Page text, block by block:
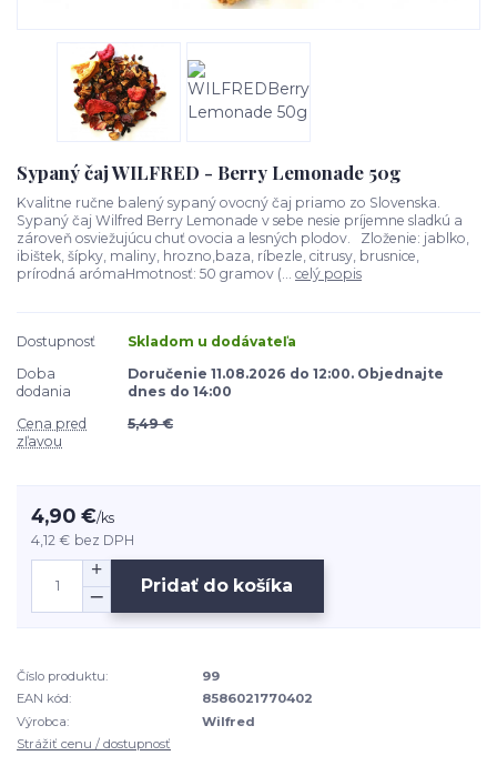
Sypaný čaj WILFRED - Berry Lemonade 50g
Kvalitne ručne balený sypaný ovocný čaj priamo zo Slovenska.
Sypaný čaj Wilfred Berry Lemonade v sebe nesie príjemne sladkú a
zároveň osviežujúcu chuť ovocia a lesných plodov. Zloženie: jablko,
ibištek, šípky, maliny, hrozno,baza, ríbezle, citrusy, brusnice,
prírodná arómaHmotnosť: 50 gramov (... celý popis
Dostupnosť
Skladom u dodávateľa
Doba
dodania
Doručenie 11.08.2026 do 12:00. Objednajte
dnes do 14:00
Cena pred
zľavou
5,49 €
4,90 €/ks
4,12 € bez DPH
Pridať do košíka
Číslo produktu:
99
EAN kód:
8586021770402
Výrobca:
Wilfred
Strážiť cenu / dostupnosť